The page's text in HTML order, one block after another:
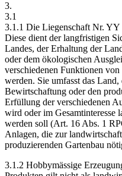
3.
3.1
3.1.1 Die Liegenschaft Nr.
Diese dient der langfristigen
Landes, der Erhaltung der
oder dem ökologischen
verschiedenen Funktionen
werden. Sie umfasst das
Bewirtschaftung oder den
Erfüllung der verschiedenen
wird oder im Gesamtinteresse
werden soll (Art. 16 Abs. 1
Anlagen, die zur
produzierenden Gartenbau
3.1.2 Hobbymässige